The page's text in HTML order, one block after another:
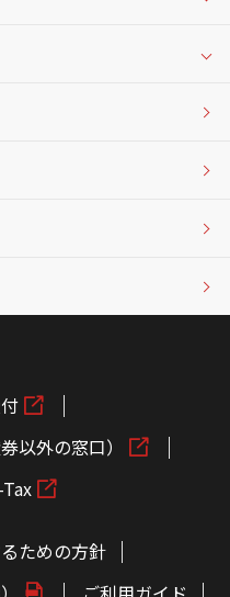
以外の窓口）
ための方針